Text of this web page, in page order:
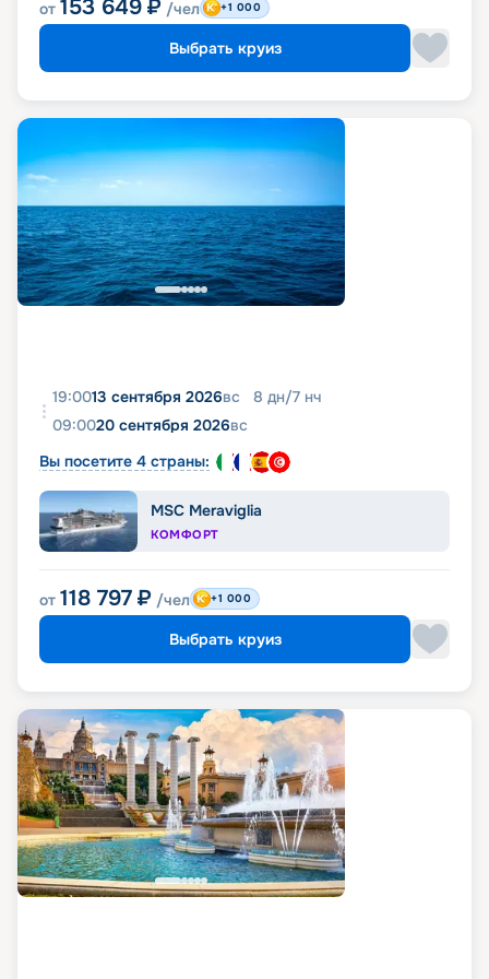
от 153 649 ₽ /чел +1 000
Выбрать круиз
19:0013 сентября 2026вс 8 дн/7 нч
09:0020 сентября 2026вс
Вы посетите 4 страны:
MSC Meraviglia
КОМФОРТ
от 118 797 ₽ /чел +1 000
Выбрать круиз